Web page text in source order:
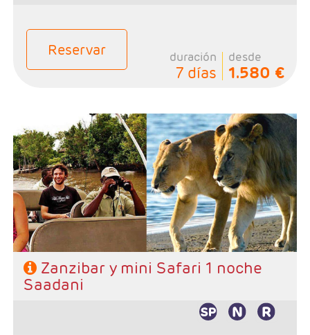
TRIP PLANNERReservar duración
7 días
desde
1.580 €
- Salidas: Diarias
- Ruta: Stone Town 1 noche, Sadani 1 noche y playas de
Zanzibar 3 noches (ampliables)
- Categoría hotelera: A elección del cliente
- Régimen: Pensión completa en safari y de libre
elección en Zanzibar
Zanzibar y mini Safari 1 noche
Saadani